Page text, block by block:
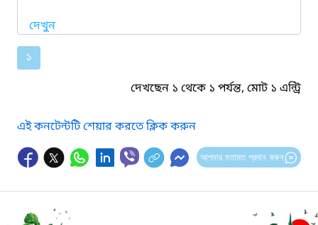
দেখুন
১
দেখছেন ১ থেকে ১ পর্যন্ত, মোট ১ এন্ট্রি
এই কনটেন্টটি শেয়ার করতে ক্লিক করুন
আপনার মতামত প্রদান করুন